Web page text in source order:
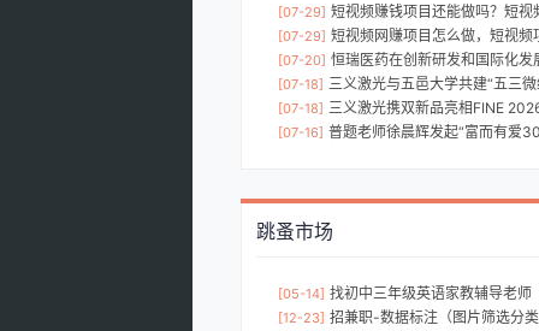
[07-29] 短视频赚钱项目还能做吗？短视
[07-29] 短视频网赚项目怎么做，短视频
[07-20] 恒瑞医药在创新研发和国际化发展方面已取得哪些具体
[07-18] 三义激光与五邑大学共建“五三微纳
[07-18] 三义激光携双新品亮相FINE 2026
[07-16] 普题老师徐晨辉发起“富而有爱301公益工
跳蚤市场
[05-14] 找初中三年级英语家教辅导老师
[12-23] 招兼职-数据标注（图片筛选分